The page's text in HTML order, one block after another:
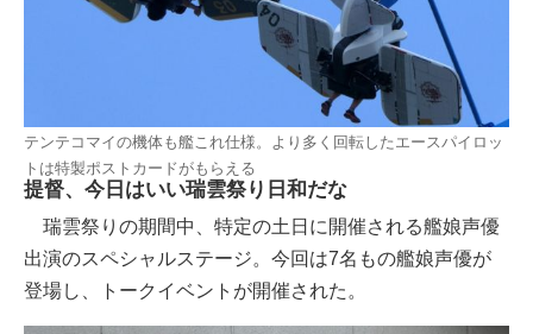
テンテコマイの機体も艦これ仕様。より多く回転したエースパイロッ
トは特製ポストカードがもらえる
提督、今日はいい瑞雲祭り日和だな
瑞雲祭りの期間中、特定の土日に開催される艦娘声優
出演のスペシャルステージ。今回は7名もの艦娘声優が
登場し、トークイベントが開催された。